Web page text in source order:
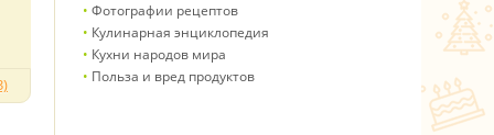
Фотографии рецептов
Кулинарная энциклопедия
Кухни народов мира
Польза и вред продуктов